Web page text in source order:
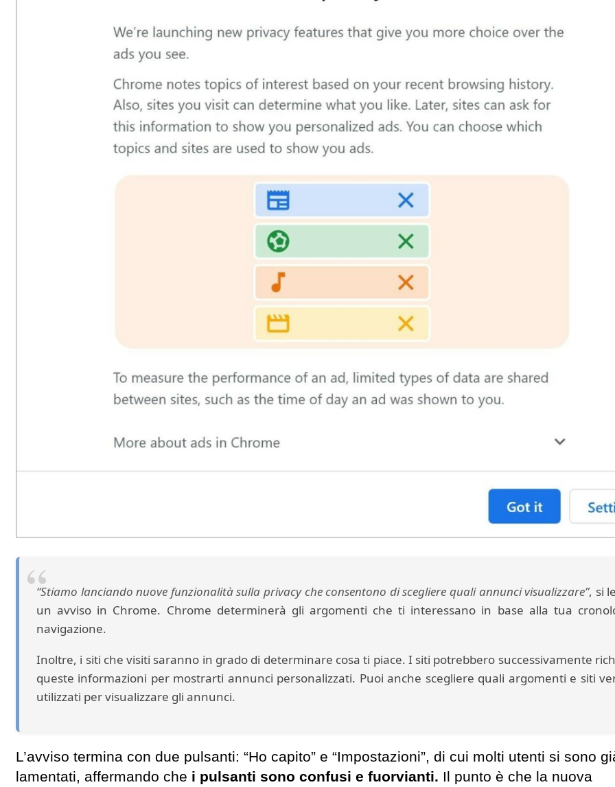
“Stiamo lanciando nuove funzionalità sulla privacy che consentono di scegliere quali annunci visualizzare”, si
un avviso in Chrome. Chrome determinerà gli argomenti che ti interessano in base alla tua
navigazione.
Inoltre, i siti che visiti saranno in grado di determinare cosa ti piace. I siti potrebbero successivamente
queste informazioni per mostrarti annunci personalizzati. Puoi anche scegliere quali argomenti e siti
utilizzati per visualizzare gli annunci.
L’avviso termina con due pulsanti: “Ho capito” e “Impostazioni”, di cui molti utenti si sono
lamentati, affermando che i pulsanti sono confusi e fuorvianti. Il punto è che la nuova